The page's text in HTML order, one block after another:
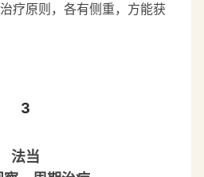
疗原则，各有侧重，方能获
3
法当